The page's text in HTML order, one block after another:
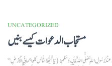
UNCATEGORIZED
مستجاب الدعوات کیسے بنیں
“مستجاب الدعوات‘‘ بننے کا طریقہ!عَنِ ابْنِ عَبَّاسٍ قَالَ: «تُلِيَتِ الْآيَةُ عِنْدَ رَسُولِ اللَّهِ صَلَّى اللَّهُ عَلَيْهِ وَسَلَّمَ : {يَا أَيُّهَا النَّاسُ كُلُوا مِمَّا فِي الْأَرْضِ